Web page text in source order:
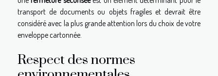
transport de documents ou objets fragiles et devrait être
considéré avec la plus grande attention lors du choix de votre
enveloppe cartonnée.
Respect des normes